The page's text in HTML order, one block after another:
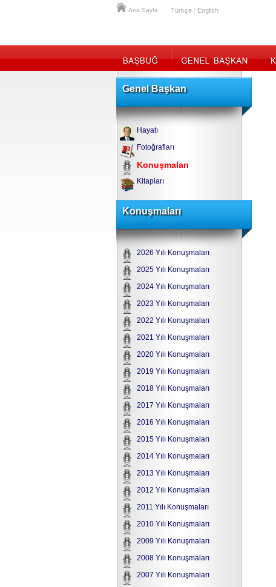
Ana Sayfa Türkçe English
Genel Başkan
Hayatı
Fotoğrafları
Konuşmaları
Kitapları
Konuşmaları
2026 Yılı Konuşmaları
2025 Yılı Konuşmaları
2024 Yılı Konuşmaları
2023 Yılı Konuşmaları
2022 Yılı Konuşmaları
2021 Yılı Konuşmaları
2020 Yılı Konuşmaları
2019 Yılı Konuşmaları
2018 Yılı Konuşmaları
2017 Yılı Konuşmaları
2016 Yılı Konuşmaları
2015 Yılı Konuşmaları
2014 Yılı Konuşmaları
2013 Yılı Konuşmaları
2012 Yılı Konuşmaları
2011 Yılı Konuşmaları
2010 Yılı Konuşmaları
2009 Yılı Konuşmaları
2008 Yılı Konuşmaları
2007 Yılı Konuşmaları